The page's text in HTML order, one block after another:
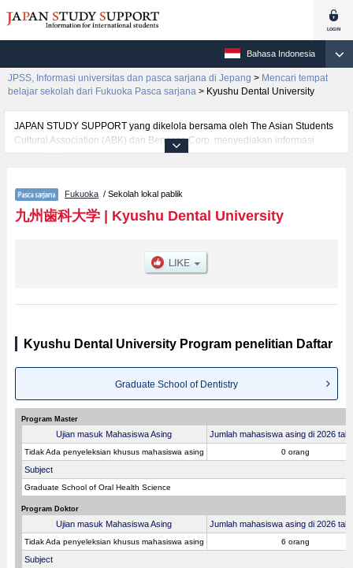
Bahasa Indonesia
JPSS, Informasi universitas dan pasca sarjana di Jepang > Mencari tempat
belajar sekolah dari Fukuoka Pasca sarjana > Kyushu Dental University
JAPAN STUDY SUPPORT yang dikelola bersama oleh The Asian Students
Cultural Association (ABK) dan Benesse Corp. menyediakan informasi
sekitar 1300 universitas, pascasarjana, universitas yunior, akademi
informasi per jurusan riset seperti %% research %%, serta berbagai
informasi yang berguna bagi mahasiswa(i) mancanegara seperti kuota
untuk jumlah pendaftar dan jumlah kelulusan ujian masuk mahasiswa(i)
jalan, dan lainnya. Silakan memanfaatkannya.
Fukuoka / Sekolah lokal pablik
九州歯科大学| Kyushu Dental University
Kyushu Dental University Program penelitian Daftar
Graduate School of Dentistry
Program Master
Ujian masuk Mahasiswa Asing Jumlah mahasiswa asing di 2026
Tidak Ada penyeleksian khusus mahasiswa asing 0 orang
Subject
Graduate School of Oral Health Science
Program Doktor
Ujian masuk Mahasiswa Asing Jumlah mahasiswa asing di 2026
Tidak Ada penyeleksian khusus mahasiswa asing 6 orang
Subject